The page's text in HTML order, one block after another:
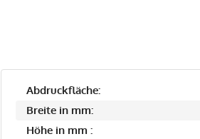
Abdruckfläche:
Breite in mm:
Höhe in mm :